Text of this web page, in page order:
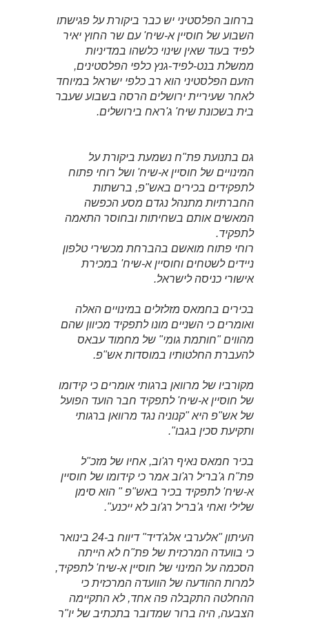
ברחוב הפלסטיני יש כבר ביקורת על פגישתו
השבוע של חוסיין א-שיח' עם שר החוץ יאיר
לפיד בעוד שאין שינוי כלשהו במדיניות
ממשלת בנט-לפיד-גנץ כלפי הפלסטינים,
הזעם הפלסטיני הוא רב כלפי ישראל במיוחד
לאחר שעיריית ירושלים הרסה בשבוע שעבר
בית בשכונת שיח' ג'ראח בירושלים.
גם בתנועת פת"ח נשמעת ביקורת על
המינויים של חוסיין א-שיח' ושל רוחי פתוח
לתפקידים בכירים באש"פ, ברשתות
החברתיות מתנהל נגדם מסע הכפשה
המאשים אותם בשחיתות ובחוסר התאמה
לתפקיד.
רוחי פתוח מואשם בהברחת מכשירי טלפון
ניידים לשטחים וחוסיין א-שיח' במכירת
אישורי כניסה לישראל.
בכירים בחמאס מזלזלים במינויים האלה
ואומרים כי השניים מונו לתפקיד מכיוון שהם
מהווים "חותמת גומי" של מחמוד עבאס
להעברת החלטותיו במוסדות אש"פ.
מקורביו של מרוואן ברגותי אומרים כי קידומו
של חוסיין א-שיח' לתפקיד חבר הועד הפועל
של אש"פ היא "קנוניה נגד מרוואן ברגותי
ותקיעת סכין בגבו".
בכיר חמאס נאיף רג'וב, אחיו של מזכ"ל
פת"ח ג'בריל רג'וב אמר כי קידומו של חוסיין
א-שיח' לתפקיד בכיר באש"פ " הוא סימן
שלילי ואחי ג'בריל רג'וב לא ייכנע".
העיתון "אלערבי אלג'דיד" דיווח ב-24 בינואר
כי בוועדה המרכזית של פת"ח לא הייתה
הסכמה על המינוי של חוסיין א-שיח' לתפקיד,
למרות ההודעה של הוועדה המרכזית כי
ההחלטה התקבלה פה אחד, לא התקיימה
הצבעה, היה ברור שמדובר בתכתיב של יו"ר